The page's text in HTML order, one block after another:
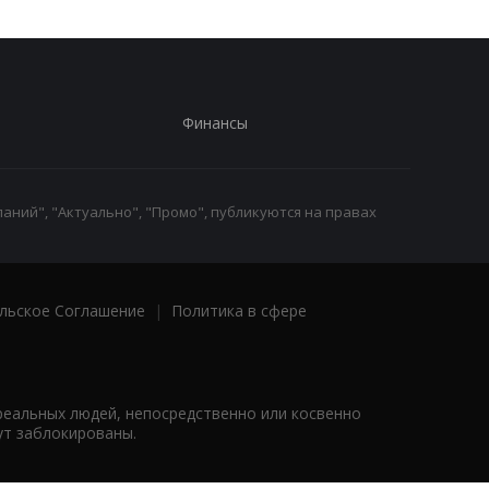
Финансы
"Актуально", "Промо", публикуются на правах
Соглашение |
Политика в сфере
людей, непосредственно или косвенно
заблокированы.